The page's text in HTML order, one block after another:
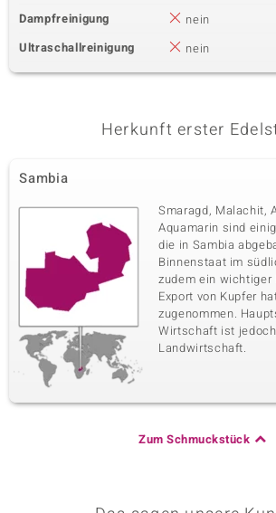
Dampfreinigung
nein
Ultraschallreinigung
nein
Herkunft erster
Sambia
Smaragd, Malachit,
Aquamarin sind
die in Sambia
Binnenstaat im
zudem ein
Export von Kupfer
zugenommen.
Wirtschaft ist
Landwirtschaft.
Zum Schmuckstück